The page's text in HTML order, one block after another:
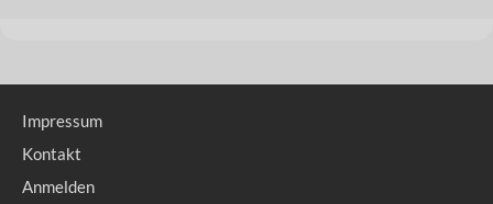
Impressum
Kontakt
Anmelden